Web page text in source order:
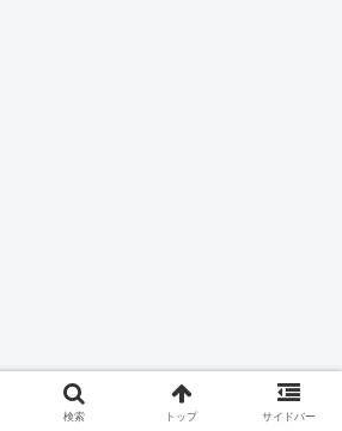
検索 トップ サイドバー